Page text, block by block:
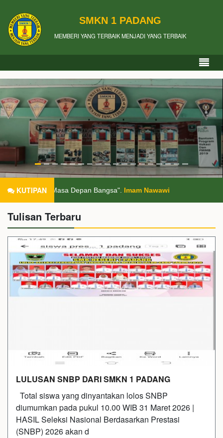
SMKN 1 PADANG
MEMBERI YANG TERBAIK MENJADI YANG TERBAIK
KUTIPAN
Masa Depan Bangsa". Imam Nawawi
Tulisan Terbaru
LULUSAN SNBP DARI SMKN 1 PADANG
Total siswa yang dinyantakan lolos SNBP
diumumkan pada pukul 10.00 WIB 31 Maret 2026 |
HASIL Seleksi Nasional Berdasarkan Prestasi
(SNBP) 2026 akan d